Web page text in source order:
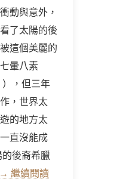
動與意外，
了太陽的後
這個美麗的
暈八素
），但三年
，世界太
的地方太
直沒能成
後裔希臘
→ 繼續閱讀